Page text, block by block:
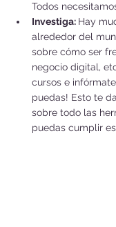
Todos
Investiga: Hay
alrededor del
sobre cómo ser
negocio digital,
cursos e
puedas! Esto te
sobre todo las
puedas cumplir